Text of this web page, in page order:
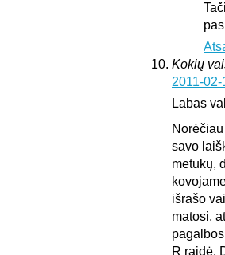
Kokių
2011-
Labas
savo
metukų,
išrašo
matosi,
R raidė.